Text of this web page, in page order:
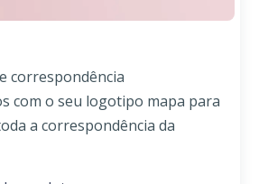
correspondência
com o seu logotipo mapa para
a correspondência da